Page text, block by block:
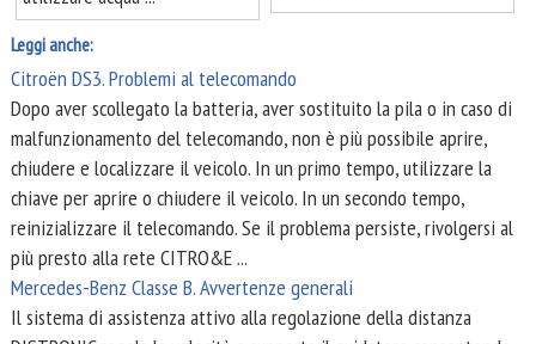
Leggi anche:
Citroën DS3. Problemi al telecomando
Dopo aver scollegato la batteria, aver sostituito la pila o in caso di
malfunzionamento del telecomando, non è più possibile aprire,
chiudere e localizzare il veicolo. In un primo tempo, utilizzare la
chiave per aprire o chiudere il veicolo. In un secondo tempo,
reinizializzare il telecomando. Se il problema persiste, rivolgersi al
più presto alla rete CITRO&E ...
Mercedes-Benz Classe B. Avvertenze generali
Il sistema di assistenza attivo alla regolazione della distanza